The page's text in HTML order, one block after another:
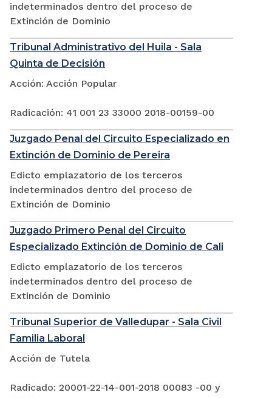
indeterminados dentro del proceso de
Extinción de Dominio
Tribunal Administrativo del Huila - Sala
Quinta de Decisión
Acción: Acción Popular
Radicación: 41 001 23 33000 2018-00159-00
Juzgado Penal del Circuito Especializado en
Extinción de Dominio de Pereira
Edicto emplazatorio de los terceros
indeterminados dentro del proceso de
Extinción de Dominio
Juzgado Primero Penal del Circuito
Especializado Extinción de Dominio de Cali
Edicto emplazatorio de los terceros
indeterminados dentro del proceso de
Extinción de Dominio
Tribunal Superior de Valledupar - Sala Civil
Familia Laboral
Acción de Tutela
Radicado: 20001-22-14-001-2018 00083 -00 y